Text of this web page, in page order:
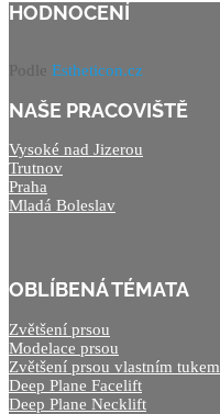
HODNOCENÍ
Podle Estheticon.cz
NAŠE PRACOVIŠTĚ
Vysoké nad Jizerou
Trutnov
Praha
Mladá Boleslav
OBLÍBENÁ TÉMATA
Zvětšení prsou
Modelace prsou
Zvětšení prsou vlastním tukem
Deep Plane Facelift
Deep Plane Necklift